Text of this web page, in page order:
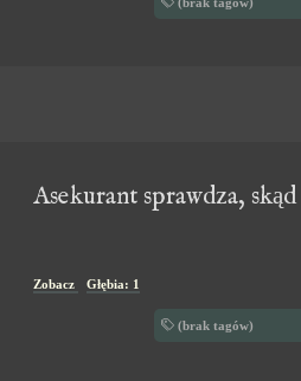
Asekurant sprawdza,
Zobacz Głębia: 1
(brak tagów)